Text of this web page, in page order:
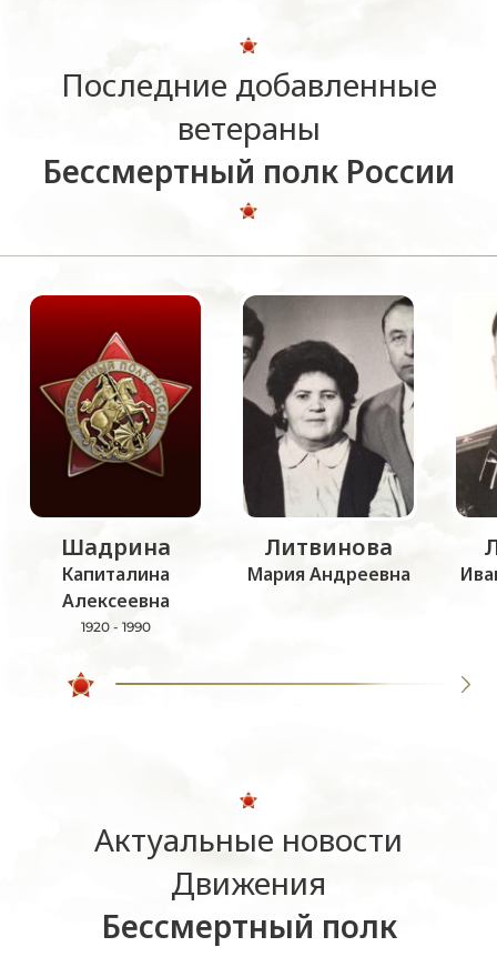
Последние добавленные
ветераны
Бессмертный полк России
Шадрина
Капиталина
Алексеевна
1920 - 1990
Литвинова
Мария Андреевна
Актуальные новости
Движения
Бессмертный полк